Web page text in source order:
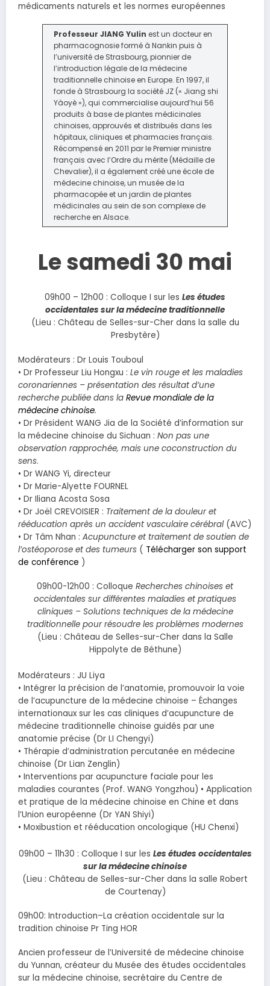
médicaments naturels et les normes européennes
Professeur JIANG Yulin est un docteur en
pharmacognosie formé à Nankin puis à
l’université de Strasbourg, pionnier de
l’introduction légale de la médecine
traditionnelle chinoise en Europe. En 1997, il
fonde à Strasbourg la société JZ (« Jiang shi
Yàoyè »), qui commercialise aujourd’hui 56
produits à base de plantes médicinales
chinoises, approuvés et distribués dans les
hôpitaux, cliniques et pharmacies français.
Récompensé en 2011 par le Premier ministre
français avec l’Ordre du mérite (Médaille de
Chevalier), il a également créé une école de
médecine chinoise, un musée de la
pharmacopée et un jardin de plantes
médicinales au sein de son complexe de
recherche en Alsace.
Le samedi 30 mai
09h00 – 12h00 : Colloque I sur les Les études
occidentales sur la médecine traditionnelle
(Lieu : Château de Selles-sur-Cher dans la salle du
Presbytère)
Modérateurs : Dr Louis Touboul
• Dr Professeur Liu Hongxu : Le vin rouge et les maladies
coronariennes – présentation des résultat d’une
recherche publiée dans la Revue mondiale de la
médecine chinoise.
• Dr Président WANG Jia de la Société d’information sur
la médecine chinoise du Sichuan : Non pas une
observation rapprochée, mais une coconstruction du
sens.
• Dr WANG Yi, directeur
• Dr Marie-Alyette FOURNEL
• Dr Iliana Acosta Sosa
• Dr Joël CREVOISIER : Traitement de la douleur et
rééducation après un accident vasculaire cérébral (AVC)
• Dr Tâm Nhan : Acupuncture et traitement de soutien de
l’ostéoporose et des tumeurs ( Télécharger son support
de conférence )
09h00-12h00 : Colloque Recherches chinoises et
occidentales sur différentes maladies et pratiques
cliniques – Solutions techniques de la médecine
traditionnelle pour résoudre les problèmes modernes
(Lieu : Château de Selles-sur-Cher dans la Salle
Hippolyte de Béthune)
Modérateurs : JU Liya
• Intégrer la précision de l’anatomie, promouvoir la voie
de l’acupuncture de la médecine chinoise – Échanges
internationaux sur les cas cliniques d’acupuncture de
médecine traditionnelle chinoise guidés par une
anatomie précise (Dr LI Chengyi)
• Thérapie d’administration percutanée en médecine
chinoise (Dr Lian Zenglin)
• Interventions par acupuncture faciale pour les
maladies courantes (Prof. WANG Yongzhou) • Application
et pratique de la médecine chinoise en Chine et dans
l’Union européenne (Dr YAN Shiyi)
• Moxibustion et rééducation oncologique (HU Chenxi)
09h00 – 11h30 : Colloque I sur les Les études occidentales
sur la médecine chinoise
(Lieu : Château de Selles-sur-Cher dans la salle Robert
de Courtenay)
09h00: Introduction–La création occidentale sur la
tradition chinoise Pr Ting HOR
Ancien professeur de l’Université de médecine chinoise
du Yunnan, créateur du Musée des études occidentales
sur la médecine chinoise, secrétaire du Centre de